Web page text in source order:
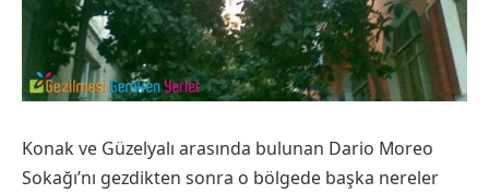
Konak ve Güzelyalı arasında bulunan Dario Moreo
Sokağı’nı gezdikten sonra o bölgede başka nereler